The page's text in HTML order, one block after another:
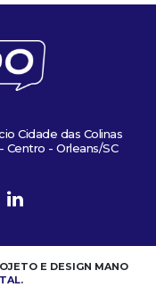
Cidade das Colinas
Centro - Orleans/SC
E DESIGN MANO
.